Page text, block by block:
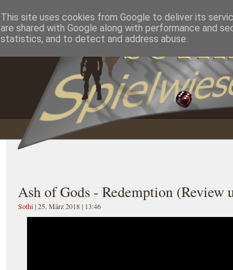
Home Impressum Datenschutzererklärung
Ash of Gods - Redemption (Review
Sothi| 25. März 2018 | 13:46
This site uses cookies from Google to deliver its
are shared with Google along with performance and
statistics, and to detect and address abuse.